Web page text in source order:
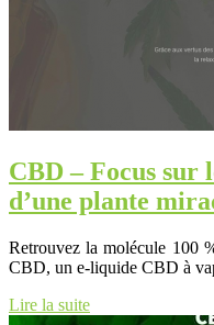
CBD – Focus sur
d’une plante
Retrouvez la molécule 100
CBD, un e-liquide CBD à
Lire la suite